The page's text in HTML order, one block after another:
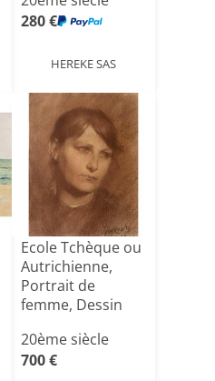
280 €
HEREKE SAS
Ecole Tchèque ou
Autrichienne,
Portrait de
femme, Dessin
20ème siècle
700 €